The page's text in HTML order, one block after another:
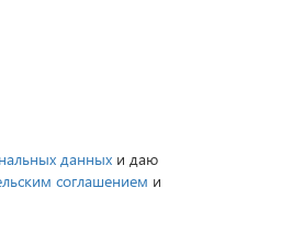
данных и даю
соглашением и